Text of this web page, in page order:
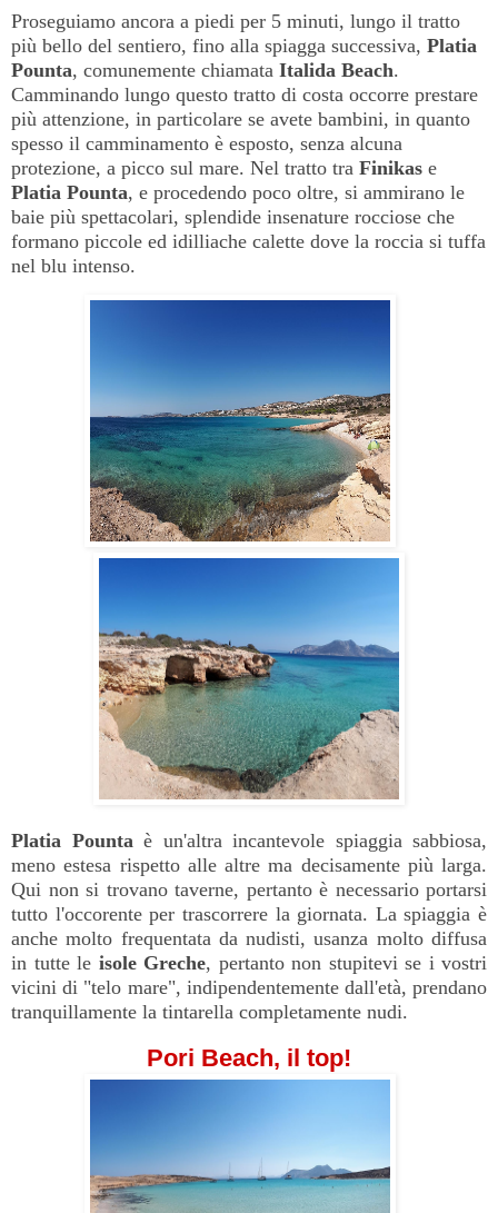
Proseguiamo ancora a piedi per 5 minuti, lungo il tratto
più bello del sentiero, fino alla spiagga successiva, Platia
Pounta, comunemente chiamata Italida Beach.
Camminando lungo questo tratto di costa occorre prestare
più attenzione, in particolare se avete bambini, in quanto
spesso il camminamento è esposto, senza alcuna
protezione, a picco sul mare. Nel tratto tra Finikas e
Platia Pounta, e procedendo poco oltre, si ammirano le
baie più spettacolari, splendide insenature rocciose che
formano piccole ed idilliache calette dove la roccia si tuffa
nel blu intenso.
Platia Pountaè un'altra incantevole spiaggia sabbiosa,
meno estesa rispetto alle altre ma decisamente più larga.
Qui non si trovano taverne, pertanto è necessario portarsi
tutto l'occorente per trascorrere la giornata. La spiaggia è
anche molto frequentata da nudisti, usanza molto diffusa
in tutte le isole Greche, pertanto non stupitevi se i vostri
vicini di "telo mare", indipendentemente dall'età, prendano
tranquillamente la tintarella completamente nudi.
Pori Beach, il top!